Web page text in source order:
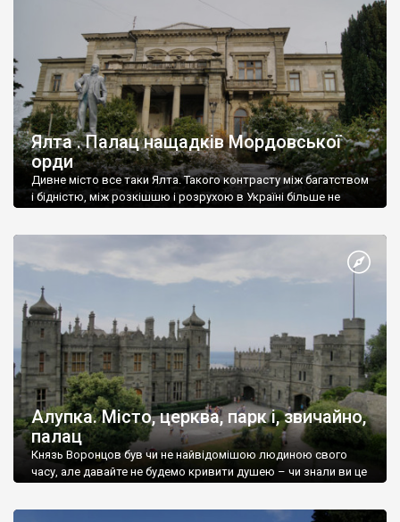
Ялта . Палац нащадків Мордовської
орди
Дивне місто все таки Ялта. Такого контрасту між багатством
і бідністю, між розкішшю і розрухою в Україні більше не
Алупка. Місто, церква, парк і, звичайно,
палац
Князь Воронцов був чи не найвідомішою людиною свого
часу, але давайте не будемо кривити душею – чи знали ви це